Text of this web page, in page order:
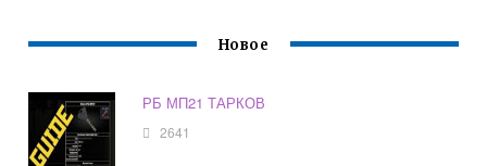
Новое
РБ МП21 ТАРКОВ
2641